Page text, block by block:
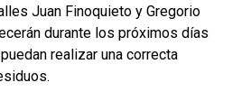
Juan Finoquieto y Gregorio
durante los próximos días
realizar una correcta